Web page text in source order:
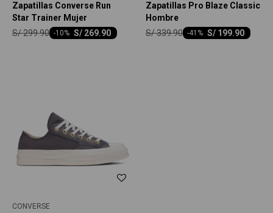
Zapatillas Converse Run
Star Trainer Mujer
S/ 269.90
-10
S/299.90
Zapatillas Pro Blaze Classic
Hombre
S/ 199.90
-41
S/339.90
CONVERSE